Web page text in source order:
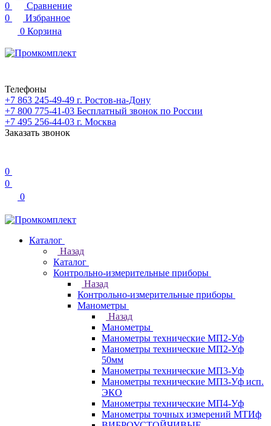
0
Сравнение
0
Избранное
0 Корзина
Телефоны
+7 863 245-49-49 г. Ростов-на-Дону
+7 800 775-41-03 Бесплатный звонок по России
+7 495 256-44-03 г. Москва
Заказать звонок
0
0
0
Каталог
Назад
Каталог
Контрольно-измерительные приборы
Назад
Контрольно-измерительные приборы
Манометры
Назад
Манометры
Манометры технические МП2-Уф
Манометры технические МП2-Уф
50мм
Манометры технические МП3-Уф
Манометры технические МП3-Уф исп.
ЭКО
Манометры технические МП4-Уф
Манометры точных измерений МТИф